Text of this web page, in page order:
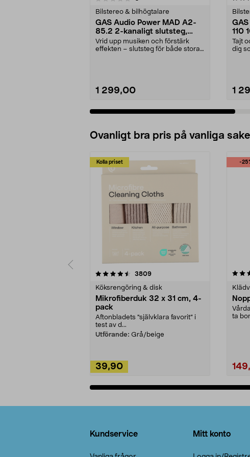
Bilstereo & bilhögtalare
GAS Audio Power MAD A2-
85.2 2-kanaligt slutsteg,
2x85W RMS
Vrid upp musiken och förstärk
effekten – slutsteg för både stora
1 299,00
110
250
Tajt
dig
1
Ovanligt bra pris på vanliga
Kolla priset
3809recensioner
Köksrengöring & disk
Mikrofiberduk 32 x 31 cm, 4-
pack
Aftonbladets "självklara favorit” i
test av d...
Utförande: Grå/beige
39,90
-
4.0av 5 stjärnor
ta
Kundservice Mitt konto